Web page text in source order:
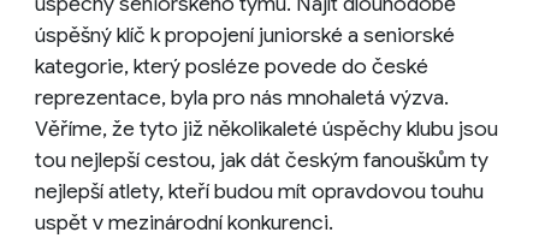
úspěšný klíč k propojení juniorské a seniorské
kategorie, který posléze povede do české
reprezentace, byla pro nás mnohaletá výzva.
Věříme, že tyto již několikaleté úspěchy klubu jsou
tou nejlepší cestou, jak dát českým fanouškům ty
nejlepší atlety, kteří budou mít opravdovou touhu
uspět v mezinárodní konkurenci.